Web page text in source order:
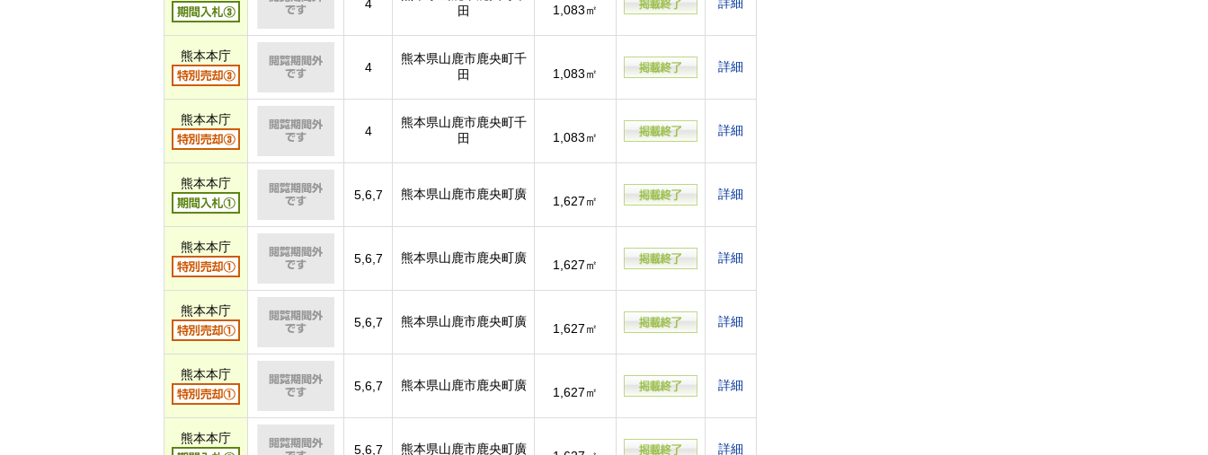
4
田
1,083㎡
熊本本庁
4
熊本県山鹿市鹿央町千
田
1,083㎡ 詳細
熊本本庁
4
熊本県山鹿市鹿央町千
田
1,083㎡ 詳細
熊本本庁
5,6,7
熊本県山鹿市鹿央町廣 1,627㎡ 詳細
熊本本庁
5,6,7
熊本県山鹿市鹿央町廣 1,627㎡ 詳細
熊本本庁
5,6,7
熊本県山鹿市鹿央町廣 1,627㎡ 詳細
熊本本庁
5,6,7
熊本県山鹿市鹿央町廣 1,627㎡ 詳細
熊本本庁
5,6,7
熊本県山鹿市鹿央町廣 詳細